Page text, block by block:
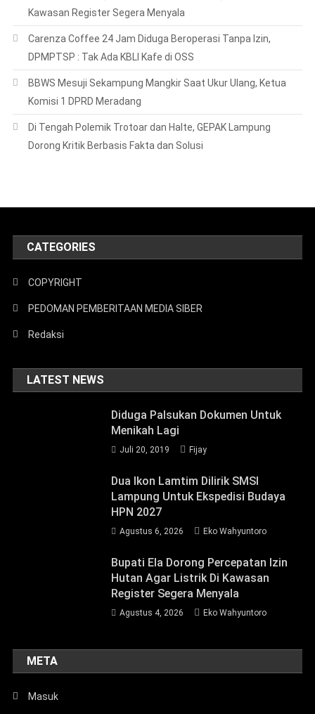
Kawasan Register Segera Menyala
Carenza Coffee 24 Jam Diduga Beroperasi Tanpa Izin,
DPMPTSP : Tak Ada KBLI Kafe di OSS
BBWS Mesuji Sekampung Mangkir Saat Ukur Ulang, Ketua
Komisi 1 DPRD Meradang
Di Tengah Polemik Trotoar dan Halte, GEPAK Lampung
Dorong Kritik Berbasis Fakta dan Solusi
CATEGORIES
COPYRIGHT
PEDOMAN PEMBERITAAN MEDIA SIBER
Redaksi
LATEST NEWS
Diduga Palsukan Dokumen Untuk
Menikah Lagi
Juli 20, 2019 Fijay
Dua Ikon Lamtim Dilirik SMSI
Lampung Untuk Ekspedisi Budaya
HPN 2027
Agustus 6, 2026 Eko Wahyuntoro
Bupati Ela Dorong Percepatan Izin
Hutan Agar Listrik Di Kawasan
Register Segera Menyala
Agustus 4, 2026 Eko Wahyuntoro
META
Masuk